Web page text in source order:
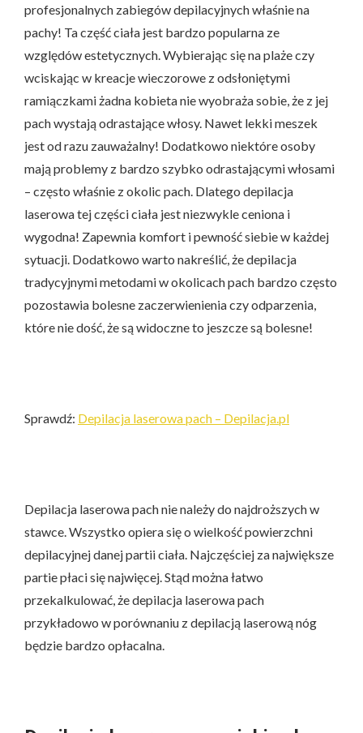
profesjonalnych zabiegów depilacyjnych właśnie na
pachy! Ta część ciała jest bardzo popularna ze
względów estetycznych. Wybierając się na plaże czy
wciskając w kreacje wieczorowe z odsłoniętymi
ramiączkami żadna kobieta nie wyobraża sobie, że z jej
pach wystają odrastające włosy. Nawet lekki meszek
jest od razu zauważalny! Dodatkowo niektóre osoby
mają problemy z bardzo szybko odrastającymi włosami
– często właśnie z okolic pach. Dlatego depilacja
laserowa tej części ciała jest niezwykle ceniona i
wygodna! Zapewnia komfort i pewność siebie w każdej
sytuacji. Dodatkowo warto nakreślić, że depilacja
tradycyjnymi metodami w okolicach pach bardzo często
pozostawia bolesne zaczerwienienia czy odparzenia,
które nie dość, że są widoczne to jeszcze są bolesne!
Sprawdź: Depilacja laserowa pach – Depilacja.pl
Depilacja laserowa pach nie należy do najdroższych w
stawce. Wszystko opiera się o wielkość powierzchni
depilacyjnej danej partii ciała. Najczęściej za największe
partie płaci się najwięcej. Stąd można łatwo
przekalkulować, że depilacja laserowa pach
przykładowo w porównaniu z depilacją laserową nóg
będzie bardzo opłacalna.